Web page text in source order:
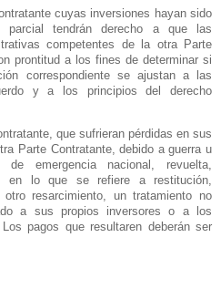
cuyas inversiones hayan sido
parcial tendrán derecho a que las
competentes de la otra Parte
prontitud a los fines de determinar si
correspondiente se ajustan a las
y a los principios del derecho
que sufrieran pérdidas en sus
Parte Contratante, debido a guerra u
emergencia nacional, revuelta,
en lo que se refiere a restitución,
resarcimiento, un tratamiento no
a sus propios inversores o a los
pagos que resultaren deberán ser